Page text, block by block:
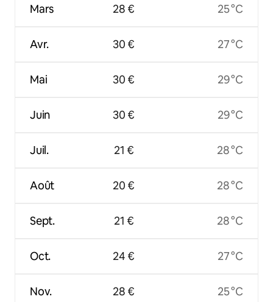
Mars
Avr.
Mai
Juin
Juil.
Août
Sept.
Oct.
Nov.
28 €
30 €
30 €
30 €
21 €
20 €
21 €
24 €
28 €
25 °C
27 °C
29 °C
29 °C
28 °C
28 °C
28 °C
27 °C
25 °C